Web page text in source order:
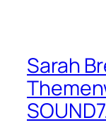
Sarah